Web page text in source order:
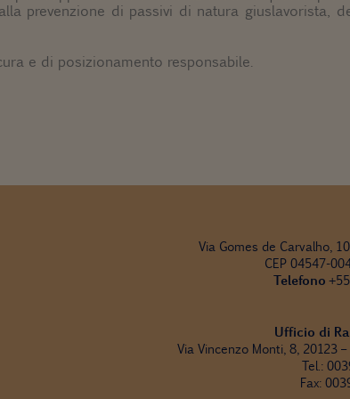
prevenzione di passivi di natura giuslavorista,
e di posizionamento responsabile.
Via Gomes de Carvalho,
CEP 04547-
Telefono
Ufficio di
Via Vincenzo Monti, 8, 20123
Tel.:
Fax: